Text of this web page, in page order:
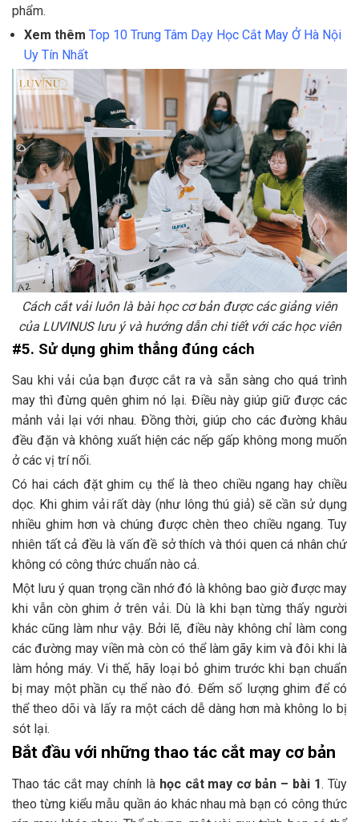
phẩm.
Xem thêm Top 10 Trung Tâm Dạy Học Cắt May Ở Hà Nội
Uy Tín Nhất
Cách cắt vải luôn là bài học cơ bản được các giảng viên
của LUVINUS lưu ý và hướng dẫn chi tiết với các học viên
#5. Sử dụng ghim thẳng đúng cách
Sau khi vải của bạn được cắt ra và sẵn sàng cho quá trình
may thì đừng quên ghim nó lại. Điều này giúp giữ được các
mảnh vải lại với nhau. Đồng thời, giúp cho các đường khâu
đều đặn và không xuất hiện các nếp gấp không mong muốn
ở các vị trí nối.
Có hai cách đặt ghim cụ thể là theo chiều ngang hay chiều
dọc. Khi ghim vải rất dày (như lông thú giả) sẽ cần sử dụng
nhiều ghim hơn và chúng được chèn theo chiều ngang. Tuy
nhiên tất cả đều là vấn đề sở thích và thói quen cá nhân chứ
không có công thức chuẩn nào cả.
Một lưu ý quan trọng cần nhớ đó là không bao giờ được may
khi vẫn còn ghim ở trên vải. Dù là khi bạn từng thấy người
khác cũng làm như vậy. Bởi lẽ, điều này không chỉ làm cong
các đường may viền mà còn có thể làm gãy kim và đôi khi là
làm hỏng máy. Vi thế, hãy loại bỏ ghim trước khi bạn chuẩn
bị may một phần cụ thể nào đó. Đếm số lượng ghim để có
thể theo dõi và lấy ra một cách dễ dàng hơn mà không lo bị
sót lại.
Bắt đầu với những thao tác cắt may cơ bản
Thao tác cắt may chính là học cắt may cơ bản – bài 1. Tùy
theo từng kiểu mẫu quần áo khác nhau mà bạn có công thức